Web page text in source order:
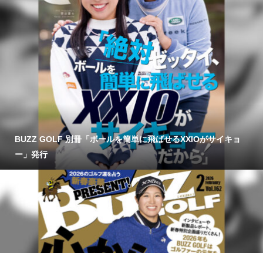
BUZZ GOLF 別冊「ボールを簡単に飛ばせるXXIOがサイキョ
ー」発行